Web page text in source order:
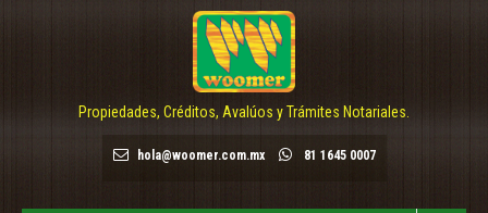
Propiedades, Créditos, Avalúos y Trámites Notariales.
hola@woomer.com.mx 81 1645 0007